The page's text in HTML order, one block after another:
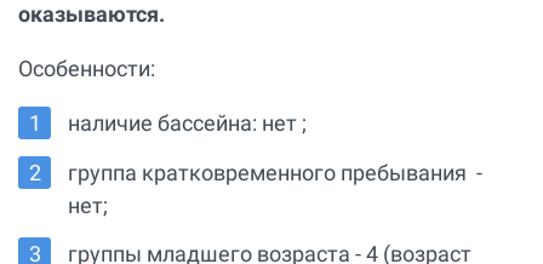
оказываются.
Особенности:
наличие бассейна: нет ;
группа кратковременного пребывания -
нет;
группы младшего возраста - 4 (возраст